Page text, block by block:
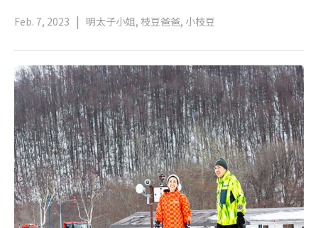
Feb. 7, 2023 明太子小姐, 枝豆爸爸, 小枝豆